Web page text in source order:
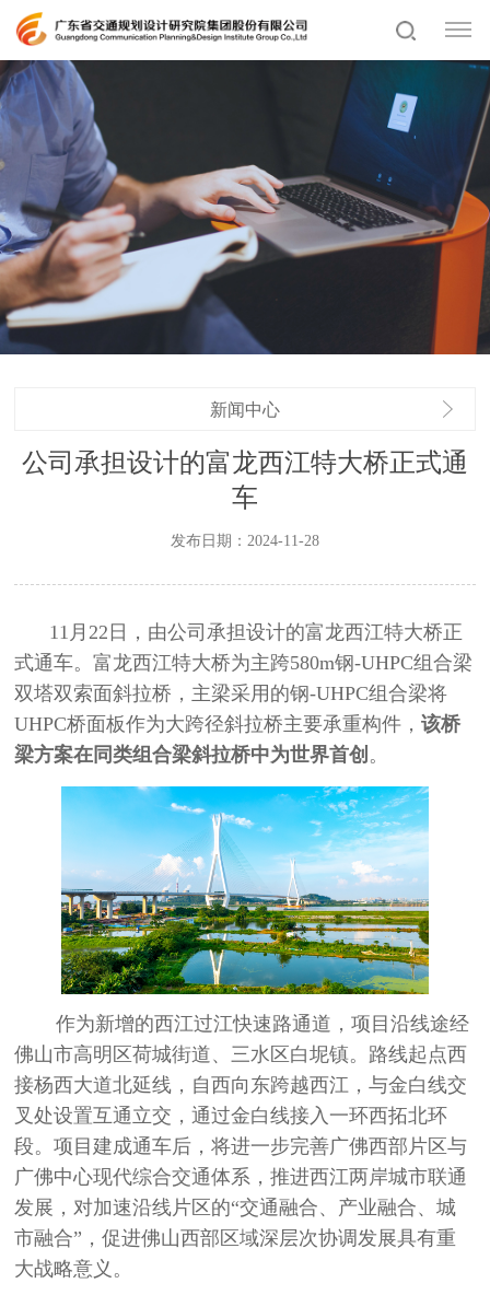
新闻中心
公司承担设计的富龙西江特大桥正式通
车
发布日期：2024-11-28
11月22 日，由公司承担设计的富龙西江特大桥正
式通车。富龙西江特大桥为主跨580m钢-UHPC组合梁
双塔双索面斜拉桥，主梁采用的钢-UHPC组合梁将
UHPC桥面板作为大跨径斜拉桥主要承重构件，该桥
梁方案在同类组合梁斜拉桥中为世界首创 。
作为新增的西江过江快速路通道，项目沿线途经
佛山市高明区荷城街道、三水区白坭镇。路线起点西
接杨西大道北延线，自西向东跨越西江，与金白线交
叉处设置互通立交，通过金白线接入一环西拓北环
段。项目建成通车后，将进一步完善广佛西部片区与
广佛中心现代综合交通体系，推进西江两岸城市联通
发展，对加速沿线片区的“交通融合、产业融合、城
市融合” ，促进佛山西部区域深层次协调发展具有重
大战略意义。